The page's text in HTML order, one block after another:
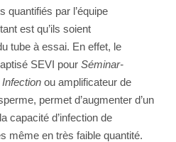
quantifiés par l’équipe
est qu’ils soient
tube à essai. En effet, le
SEVI pour Séminar-
ou amplificateur de
permet d’augmenter d’un
capacité d’infection de
même en très faible quantité.